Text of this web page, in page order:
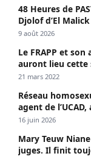
48 Heures de
Djolof d’El
apothéose
9 août 2026
Le FRAPP et
auront lieu cette
21 mars 2022
Réseau
agent de
propagé le VIH
16 juin 2026
Mary Teuw
juges. Il finit